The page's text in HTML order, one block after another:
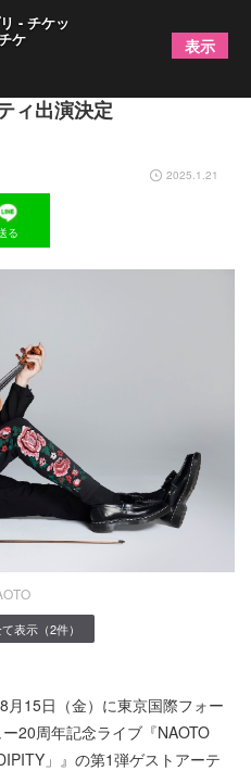
、デビュー20周年記念
ィ出演決定
2025.1.21
る
表示（2件）
月15日（金）に東京国際フォー
20周年記念ライブ『NAOTO
」』の第1弾ゲストアーテ
- チケッ
ケ 表示